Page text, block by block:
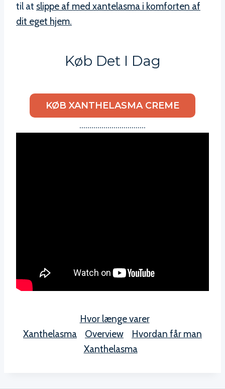
til at slippe af med xantelasma i komforten af
dit eget hjem.
Køb Det I Dag
KØB XANTHELASMA CREME
……………………………
Hvor længe varer
Xanthelasma
Overview
Hvordan får man
Xanthelasma